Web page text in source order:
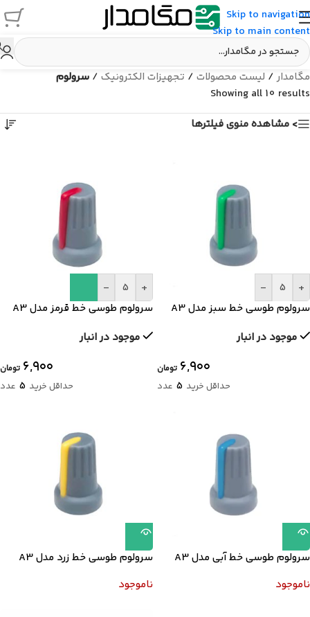
Skip to navigation
Skip to main content
مگامدار/ لیست محصولات / تجهیزات الکترونیک / سرولوم
Showing all 10 results
> مشاهده منوی فیلترها
-
+
سرولوم طوسی خط سبز مدل A3
موجود در انبار
۶,۹۰۰ تومان
حداقل خرید 5 عدد
-
+
سرولوم طوسی خط قرمز مدل A3
موجود در انبار
۶,۹۰۰ تومان
حداقل خرید 5 عدد
سرولوم طوسی خط آبی مدل A3
ناموجود
سرولوم طوسی خط زرد مدل A3
ناموجود